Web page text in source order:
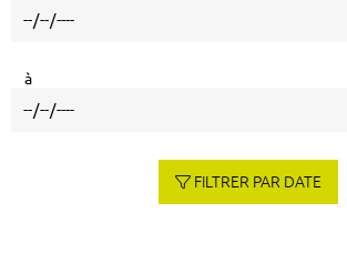
à
FILTRER PAR DATE